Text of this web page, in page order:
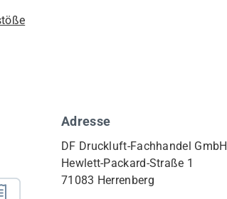
Adresse
DF Druckluft-Fachhandel GmbH
Hewlett-Packard-Straße 1
71083 Herrenberg